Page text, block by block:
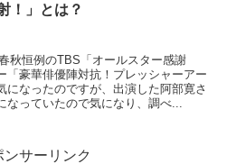
！」とは？
秋恒例のTBS「オールスター感謝
「豪華俳優陣対抗！プレッシャーアー
になったのですが、出演した阿部寛さ
なっていたので気になり、調べ...
ンサーリンク